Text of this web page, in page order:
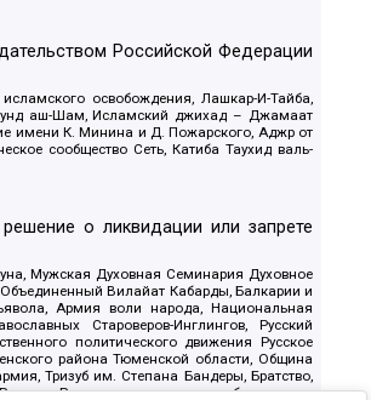
Российской Федерации
освобождения, Лашкар-И-Тайба,
аш-Шам, Исламский джихад – Джамаат
имени К. Минина и Д. Пожарского, Аджр от
сообщество Сеть, Катиба Таухид валь-
о ликвидации или запрете
Мужская Духовная Семинария Духовное
Вилайат Кабарды, Балкарии и
Армия воли народа, Национальная
Староверов-Инглингов, Русский
политического движения Русское
района Тюменской области, Община
Тризуб им. Степана Бандеры, Братство,
Русское национальное объединение